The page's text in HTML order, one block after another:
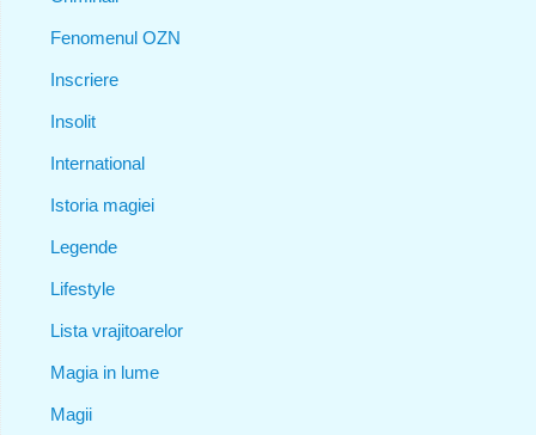
Fenomenul OZN
Inscriere
Insolit
International
Istoria magiei
Legende
Lifestyle
Lista vrajitoarelor
Magia in lume
Magii